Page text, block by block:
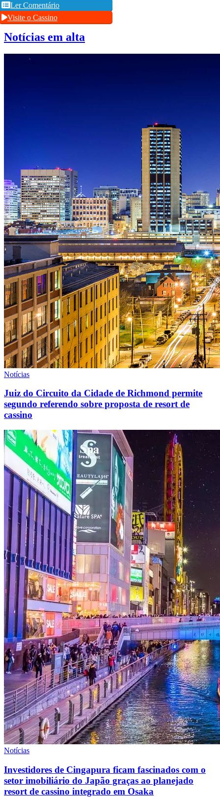
Ler Comentário
Visite o Cassino
Notícias em alta
Notícias
Juiz do Circuito da Cidade de Richmond permite
segundo referendo sobre proposta de resort de
cassino
Notícias
Investidores de Cingapura ficam fascinados com o
setor imobiliário do Japão graças ao planejado
resort de cassino integrado em Osaka